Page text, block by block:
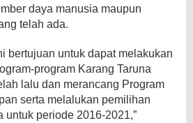
daya manusia maupun
telah ada.
bertujuan untuk dapat melakukan
program Karang Taruna
lalu dan merancang Program
serta melalukan pemilihan
untuk periode 2016-2021,”